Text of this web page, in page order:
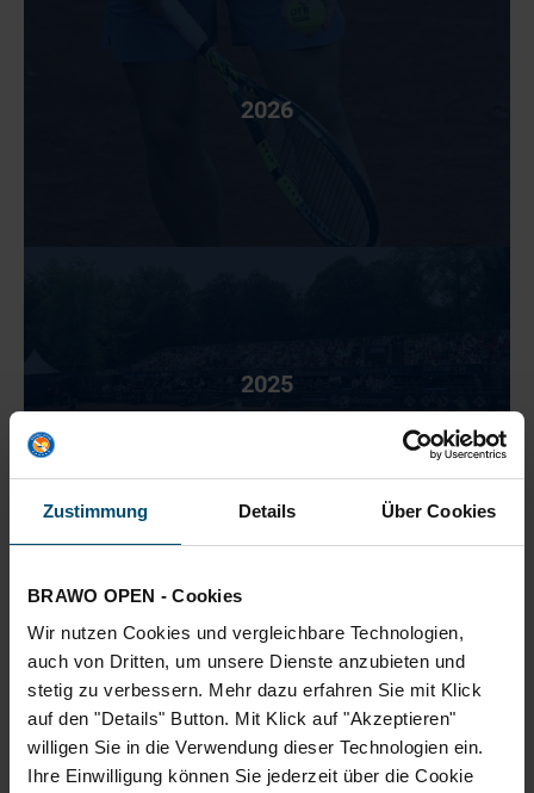
Zustimmung Details Über Cookies
BRAWO OPEN - Cookies
Wir nutzen Cookies und vergleichbare Technologien,
auch von Dritten, um unsere Dienste anzubieten und
stetig zu verbessern. Mehr dazu erfahren Sie mit Klick
auf den "Details" Button. Mit Klick auf "Akzeptieren"
willigen Sie in die Verwendung dieser Technologien ein.
Ihre Einwilligung können Sie jederzeit über die Cookie
2026
2025
2024